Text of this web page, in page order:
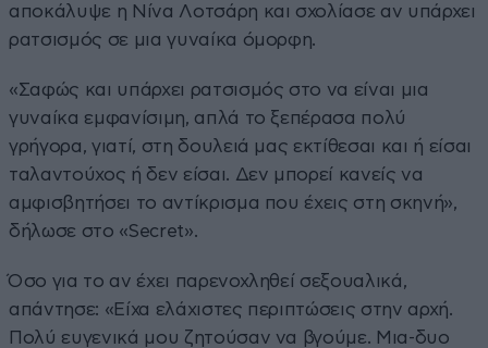
αποκάλυψε η Νίνα Λοτσάρη και σχολίασε αν υπάρχει
ρατσισμός σε μια γυναίκα όμορφη.
«Σαφώς και υπάρχει ρατσισμός στο να είναι μια
γυναίκα εμφανίσιμη, απλά το ξεπέρασα πολύ
γρήγορα, γιατί, στη δουλειά μας εκτίθεσαι και ή είσαι
ταλαντούχος ή δεν είσαι. Δεν μπορεί κανείς να
αμφισβητήσει το αντίκρισμα που έχεις στη σκηνή»,
δήλωσε στο «Secret».
Όσο για το αν έχει παρενοχληθεί σεξουαλικά,
απάντησε: «Είχα ελάχιστες περιπτώσεις στην αρχή.
Πολύ ευγενικά μου ζητούσαν να βγούμε. Μια-δυο